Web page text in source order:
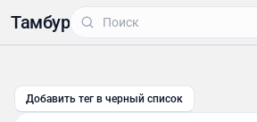
Тамбур
Добавить тег в черный список